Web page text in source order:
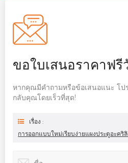
ขอใบเสนอราคาฟรี
หากคุณมีคำถามหรือข้อเสนอแนะ โป
กลับคุณโดยเร็วที่สุด!
เรื่อง :